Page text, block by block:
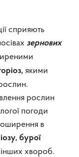
сприяють
зернових
якими
рослин
погоди
в
бурої
інших хвороб.